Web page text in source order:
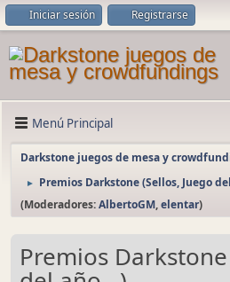
Iniciar sesión Registrarse
Menú Principal
Darkstone juegos de mesa y
►
Premios Darkstone (Sellos, Juego
(Moderadores:AlbertoGM,elentar)
Premios